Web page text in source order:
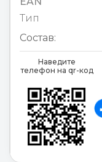
Тип
Состав:
Наведите
телефон на qr-код